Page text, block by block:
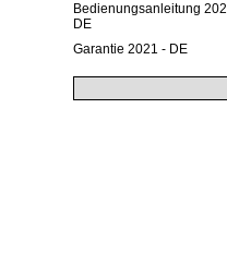
Bedienungsanleitung
DE
Garantie 2021 - DE